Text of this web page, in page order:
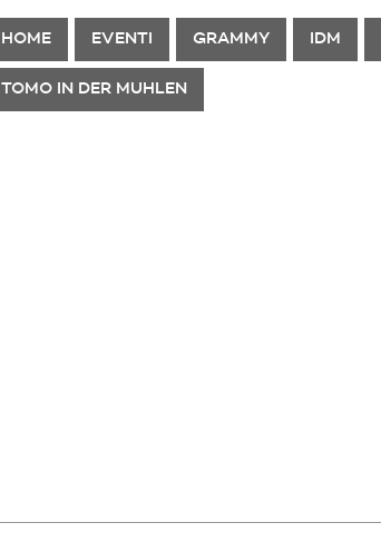
HOME EVENTI GRAMMY IDM
TOMO IN DER MUHLEN